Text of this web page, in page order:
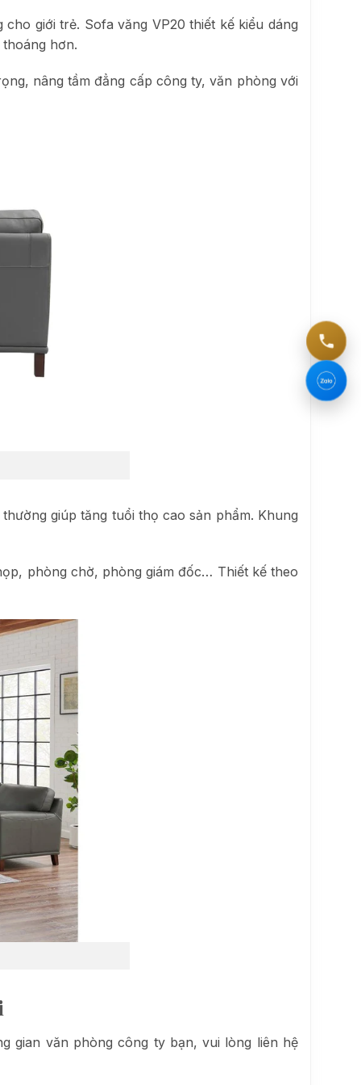
giới trẻ. Sofa văng VP20 thiết kế kiểu dáng
hơn.
nâng tầm đẳng cấp công ty, văn phòng với
giúp tăng tuổi thọ cao sản phẩm. Khung
phòng chờ, phòng giám đốc… Thiết kế theo
gian văn phòng công ty bạn, vui lòng liên hệ